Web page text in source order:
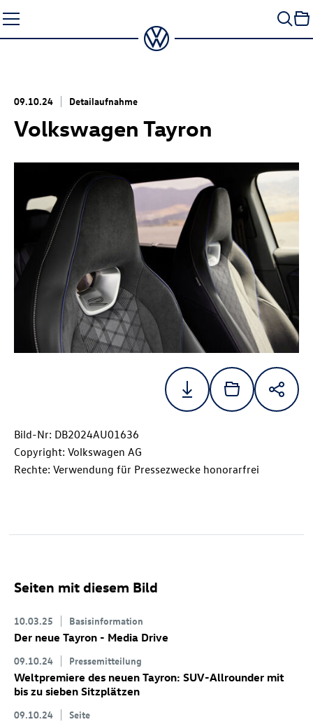
Seiteninhalt
springen
09.10.24 Detailaufnahme
Volkswagen Tayron
Bild-Nr: DB2024AU01636
Copyright: Volkswagen AG
Rechte: Verwendung für Pressezwecke honorarfrei
Seiten mit diesem Bild
10.03.25 Basisinformation
Der neue Tayron - Media Drive
09.10.24 Pressemitteilung
Weltpremiere des neuen Tayron: SUV-Allrounder mit
bis zu sieben Sitzplätzen
09.10.24 Seite